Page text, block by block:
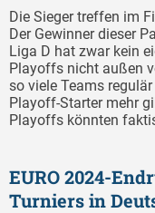
Die Sieger treffen im
Der Gewinner dieser
Liga D hat zwar kein
Playoffs nicht außen
so viele Teams
Playoff-Starter mehr
Playoffs könnten
EURO 2024-
Turniers in